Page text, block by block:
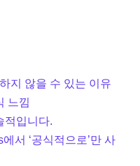
지 않을 수 있는 이유
느낌
적입니다.
서 ‘공식적으로’만 사